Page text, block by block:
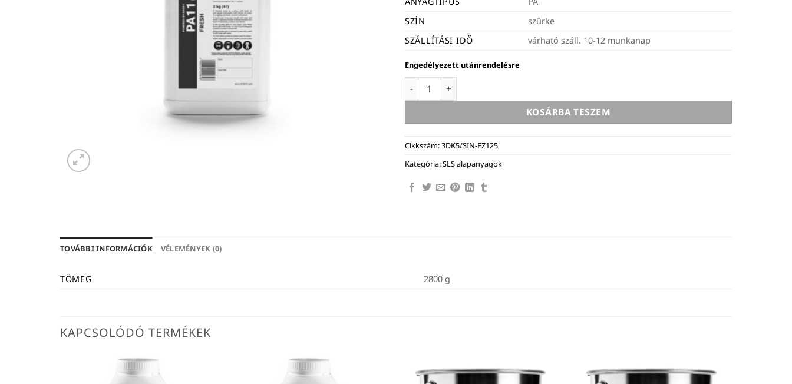
SZÍN
szürke
SZÁLLÍTÁSI IDŐ
várható száll. 10-12 munkanap
Engedélyezett utánrendelésre
Sinterit LISA PRO / LISA X PA11 ESD Fresh Powder - 2kg mennyiség
KOSÁRBA TESZEM
Cikkszám:3DK5/SIN-FZ125
Kategória:SLS alapanyagok
TOVÁBBI INFORMÁCIÓK VÉLEMÉNYEK (0)
TÖMEG 2800 g
KAPCSOLÓDÓ TERMÉKEK